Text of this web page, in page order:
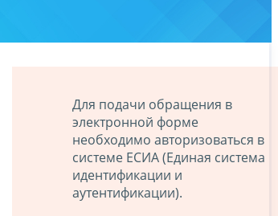
Для подачи обращения в
электронной форме
необходимо авторизоваться в
системе ЕСИА (Единая система
идентификации и
аутентификации).